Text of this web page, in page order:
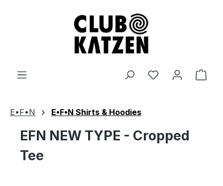
E•F•N E•F•N Shirts & Hoodies
EFN NEW TYPE - Cropped
Tee